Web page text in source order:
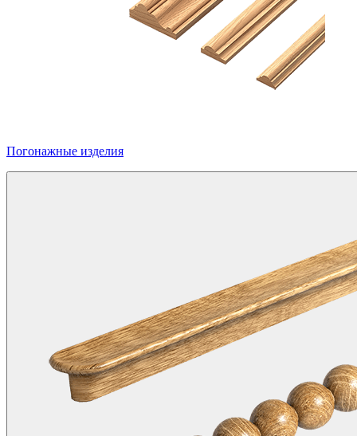
Погонажные изделия